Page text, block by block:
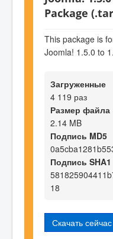
Package
This package is
Joomla! 1.5.0 to
Загруженные
4 119 раз
Размер файла
2.14 MB
Подпись MD5
Подпись SHA1
18
Скачать сейчас